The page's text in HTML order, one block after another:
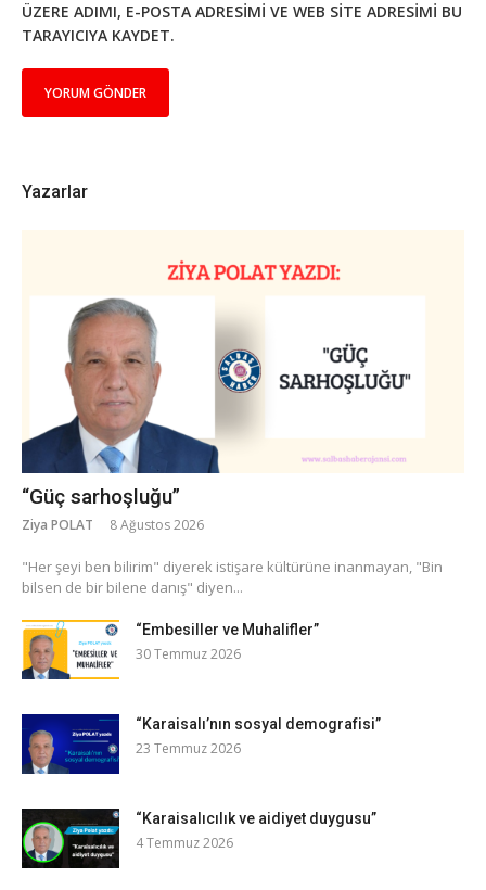
ÜZERE ADIMI, E-POSTA ADRESIMI VE WEB SITE ADRESIMI BU
TARAYICIYA KAYDET.
Yazarlar
“Güç sarhoşluğu”
Ziya POLAT 8 Ağustos 2026
​"Her şeyi ben bilirim" diyerek istişare kültürüne inanmayan, "Bin
bilsen de bir bilene danış" diyen...
“Embesiller ve Muhalifler”
30 Temmuz 2026
“Karaisalı’nın sosyal demografisi”
23 Temmuz 2026
“Karaisalıcılık ve aidiyet duygusu”
4 Temmuz 2026